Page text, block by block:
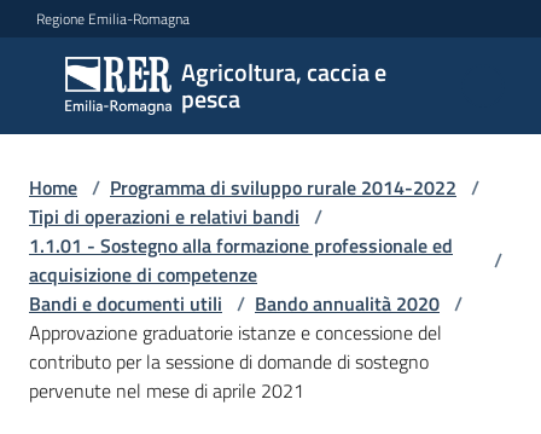
Vai al contenuto
Vai alla navigazione
Vai al footer
Regione Emilia-Romagna
Agricoltura, caccia e
pesca
Agricoltura,
caccia e
pesca
Argomenti
Novità
Home / Programma di sviluppo rurale 2014-2022 /
Tipi di operazioni e relativi bandi /
1.1.01 - Sostegno alla formazione professionale ed
acquisizione di competenze
/
Bandi e documenti utili / Bando annualità 2020 /
Approvazione graduatorie istanze e concessione del
contributo per la sessione di domande di sostegno
pervenute nel mese di aprile 2021